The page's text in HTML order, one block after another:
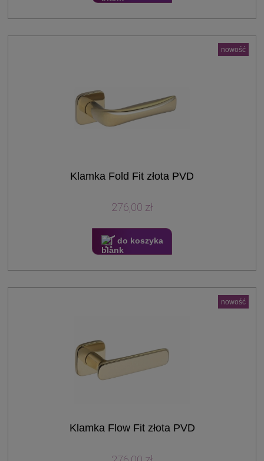
Klamka Fold Fit złota PVD
276,00 zł
do koszyka
nowość
Klamka Flow Fit złota PVD
nowość